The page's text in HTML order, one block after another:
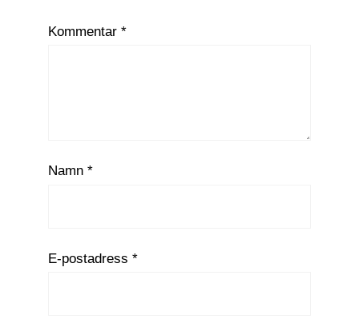
Kommentar *
Namn *
E-postadress *